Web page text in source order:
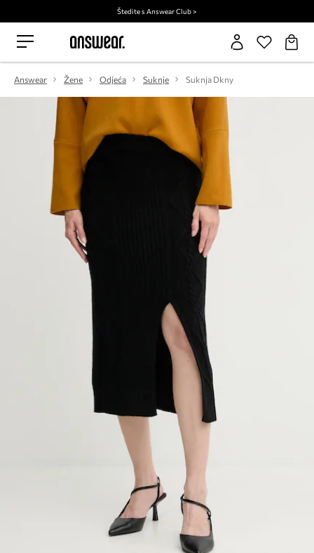
Štedite s Answear Club >
Answear Žene Odjeća Suknje Suknja Dkny